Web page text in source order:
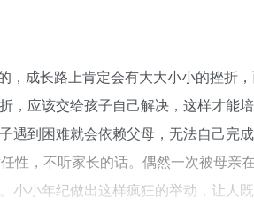
，成长路上肯定会有大大小小的挫折
，应该交给孩子自己解决，这样才能
遇到困难就会依赖父母，无法自己完
性，不听家长的话。偶然一次被母亲
小小年纪做出这样疯狂的举动，让人